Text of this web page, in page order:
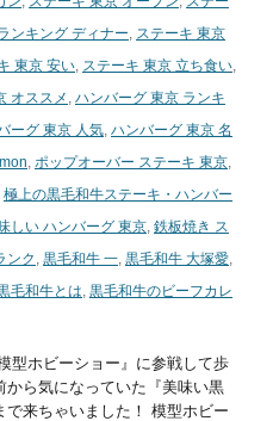
ンキング ディナー, ステーキ 東京
東京 安い, ステーキ 東京 立ち食い,
オススメ , ハンバーグ 東京 ランキ
ーグ 東京 人気, ハンバーグ 東京 名
, ポップオーバー ステーキ 東京,
極上の黒毛和牛ステーキ・ハンバー
しい ハンバーグ 東京, 鉄板焼き ス
ンク , 黒毛和牛 一, 黒毛和牛 大塚愛,
毛和牛とは, 黒毛和牛のビーフカレ
型ホビーショー』に参戦して歩
から気になっていた『美味い黒
来ちゃいました！ 模型ホビー